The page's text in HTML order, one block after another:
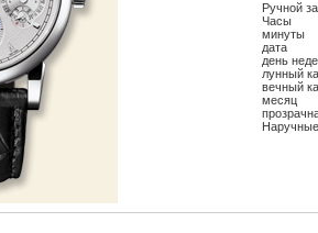
Ручной
Часы
минуты
дата
день
лунный
вечный
месяц